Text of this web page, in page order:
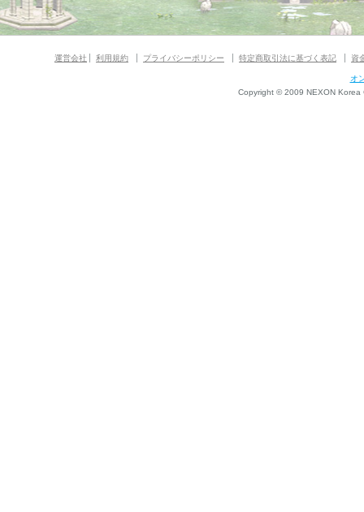
運営会社 利用規約 プライバシーポリシー 特定商取引法に基づく表記 資
オ
Copyright © 2009 NEXON Korea